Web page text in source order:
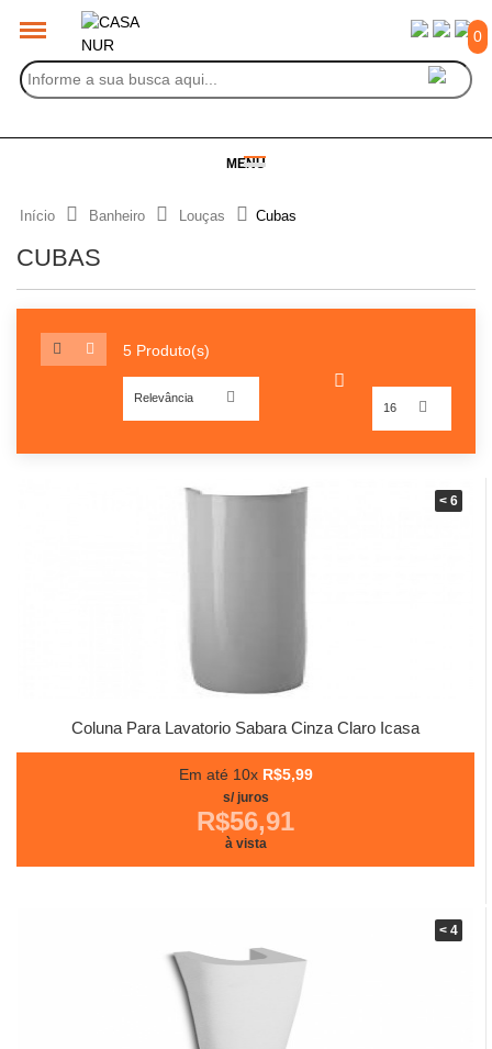
0
MENU
Início Banheiro Louças Cubas
CUBAS
5 Produto(s)
16
Relevância
< 6
Coluna Para Lavatorio Sabara Cinza Claro Icasa
Em até 10x R$5,99
s/ juros
R$56,91
à vista
< 4